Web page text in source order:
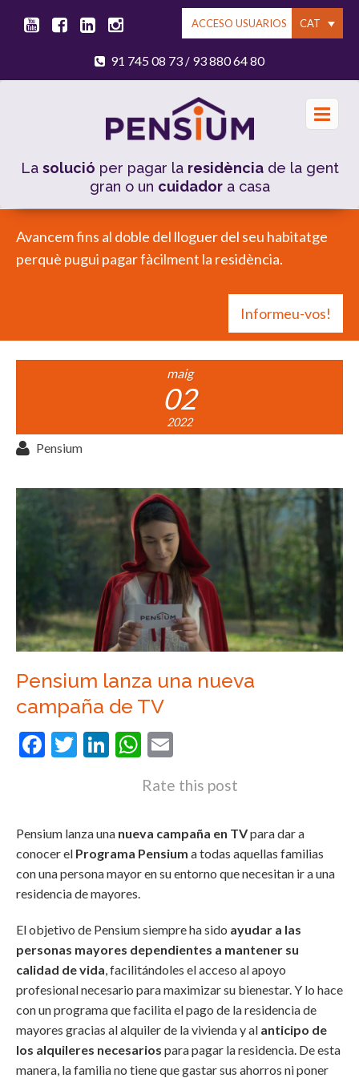
CAT
ACCESO USUARIOS
91 745 08 73/ 93 880 64 80
La solució per pagar la residènciade la gent
gran o un cuidadora casa
Avancem fins al doble del lloguer del seu habitatge
perquè pugui pagar fàcilment la residència.
Informeu-vos!
maig
02
2022
Pensium
Pensium lanza una nueva
campaña de TV
Facebook
Twitter
LinkedIn
WhatsApp
Rate this post
Pensium lanza una nueva campaña en TVpara dar a
conocer el Programa Pensium a todas aquellas familias
con una persona mayor en su entorno que necesitan ir a una
residencia de mayores.
El objetivo de Pensium siempre ha sido ayudar a las
personas mayores dependientes a mantener su
calidad de vida , facilitándoles el acceso al apoyo
profesional necesario para maximizar su bienestar. Y lo hace
con un programa que facilita el pago de la residencia de
mayores gracias al alquiler de la vivienda y al anticipo de
los alquileres necesarios para pagar la residencia. De esta
manera, la familia no tiene que gastar sus ahorros ni poner